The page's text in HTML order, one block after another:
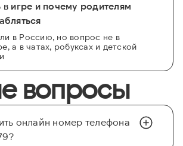
в игре и почему родителям
в Россию, но вопрос не в
а в чатах, робуксах и детской
вопросы
онлайн номер телефона